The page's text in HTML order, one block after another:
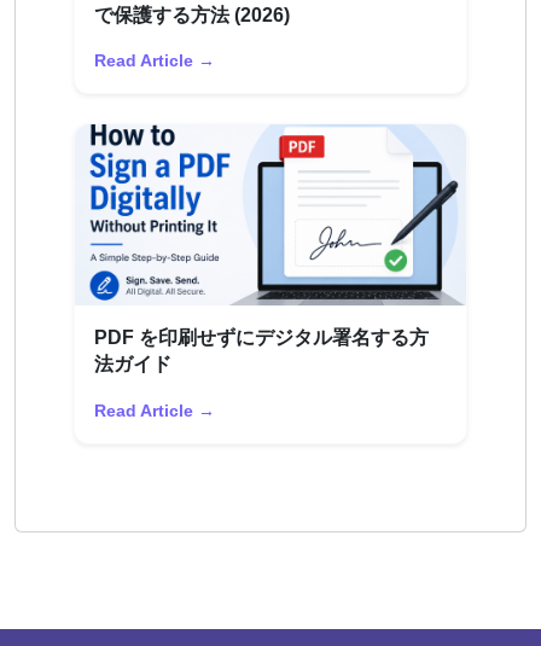
で保護する方法 (2026)
Read Article →
PDF を印刷せずにデジタル署名する方
法ガイド
Read Article →